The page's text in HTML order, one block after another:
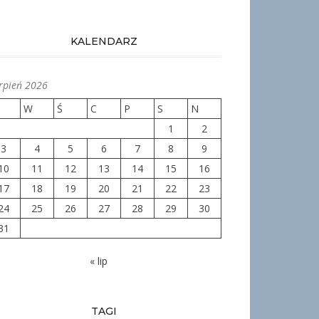
KALENDARZ
2026
W
Ś C P S
N
1
2
3
4 5 6 7 8
9
11 12 13 14 15
16
18 19 20 21 22
23
25 26 27 28 29
30
« lip
TAGI